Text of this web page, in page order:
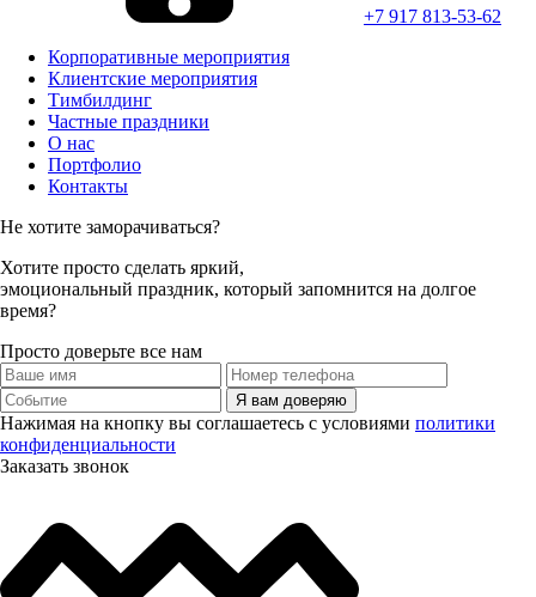
+7 917 813-53-62
Корпоративные мероприятия
Клиентские мероприятия
Тимбилдинг
Частные праздники
О нас
Портфолио
Контакты
Не хотите заморачиваться?
Хотите просто сделать яркий,
эмоциональный праздник, который запомнится на долгое
время?
Просто доверьте все нам
Я вам доверяю
Нажимая на кнопку вы соглашаетесь с условиями политики
конфиденциальности
Заказать звонок